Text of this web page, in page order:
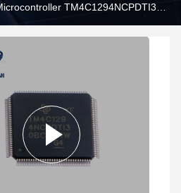
TM4C1294NCPDTI3R